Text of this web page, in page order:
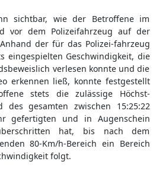
sichtbar, wie der Betroffene im
vor dem Polizeifahrzeug auf der
der für das Polizei-fahrzeug
eingespielten Geschwindigkeit, die
verlesen konnte und die
erkennen ließ, konnte festgestellt
stets die zulässige Höchst-
des gesamten zwischen 15:25:22
gefertigten und in Augenschein
hat, bis nach dem
80-Km/h-Bereich ein Bereich
folgt.